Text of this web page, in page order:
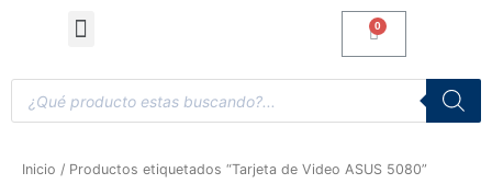
Inicio / Productos etiquetados “Tarjeta de Video ASUS 5080”